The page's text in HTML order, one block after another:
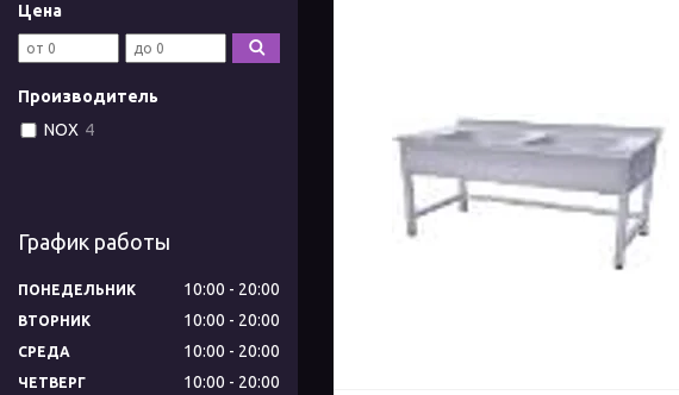
Цена
Производитель
NOX 4
График работы
ПОНЕДЕЛЬНИК 10:00 20:00
ВТОРНИК 10:00 20:00
СРЕДА 10:00 20:00
ЧЕТВЕРГ 10:00 20:00